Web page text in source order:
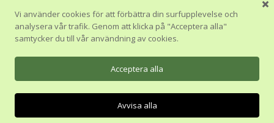
Göteborg & Västra Götaland
Stockholm
Blekinge & Östergötland
© 2026 Jägarskolan. Hemsidan skapad avWebkung Webbyrå
Vi använder cookies för att förbättra din surfupplevelse och
analysera vår trafik. Genom att klicka på "Acceptera alla"
samtycker du till vår användning av cookies.
Acceptera alla
Avvisa alla